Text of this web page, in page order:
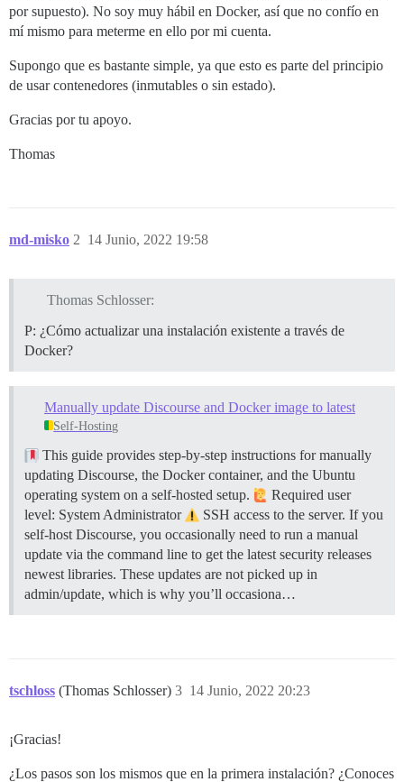
por supuesto). No soy muy hábil en Docker, así que no confío en
mí mismo para meterme en ello por mi cuenta.
Supongo que es bastante simple, ya que esto es parte del principio
de usar contenedores (inmutables o sin estado).
Gracias por tu apoyo.
Thomas
md-misko 14 Junio, 2022 19:58
2
Thomas Schlosser:
P: ¿Cómo actualizar una instalación existente a través de
Docker?
Manually update Discourse and Docker image to latest
Self-Hosting
This guide provides step-by-step instructions for manually
updating Discourse, the Docker container, and the Ubuntu
operating system on a self-hosted setup.
Required user
level: System Administrator
SSH access to the server. If you
self-host Discourse, you occasionally need to run a manual
update via the command line to get the latest security releases
newest libraries. These updates are not picked up in
admin/update, which is why you’ll occasiona…
tschloss (Thomas Schlosser) 14 Junio, 2022 20:23
3
¡Gracias!
¿Los pasos son los mismos que en la primera instalación? ¿Conoces